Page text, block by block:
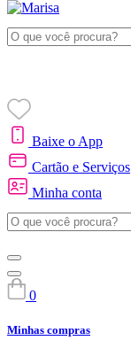
Baixe o App
Cartão e Serviços
Minha conta
0
Minhas compras